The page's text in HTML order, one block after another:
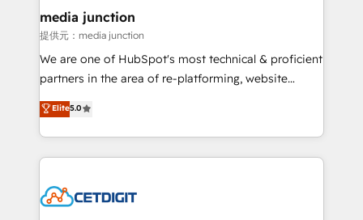
Mexico, USA, and Portugal—we've executed over a
hundred successful operations. Our approach,
rooted in RevOps principles, integrates analysis,
training, planning, and qualification. Leveraging
inbound marketing tactics, we focus on
understanding, nurturing, and converting leads.
competitive market.
media junction
提供元：media junction
We are one of HubSpot's most technical & proficient
partners in the area of re-platforming, website
design & development. We specialize in multi-hub
implementations for mid-market & enterprise
companies. We are woman-owned, powered by
coffee, and we ❤️ dogs. We produce award-winning
Impact Award 🏆2022 Technical Expertise Impact
Elite5.0